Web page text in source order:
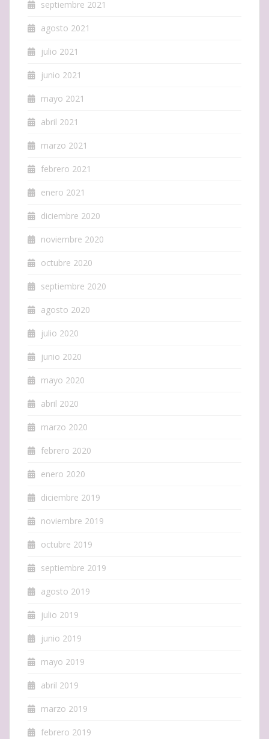
septiembre 2021
agosto 2021
julio 2021
junio 2021
mayo 2021
abril 2021
marzo 2021
febrero 2021
enero 2021
diciembre 2020
noviembre 2020
octubre 2020
septiembre 2020
agosto 2020
julio 2020
junio 2020
mayo 2020
abril 2020
marzo 2020
febrero 2020
enero 2020
diciembre 2019
noviembre 2019
octubre 2019
septiembre 2019
agosto 2019
julio 2019
junio 2019
mayo 2019
abril 2019
marzo 2019
febrero 2019